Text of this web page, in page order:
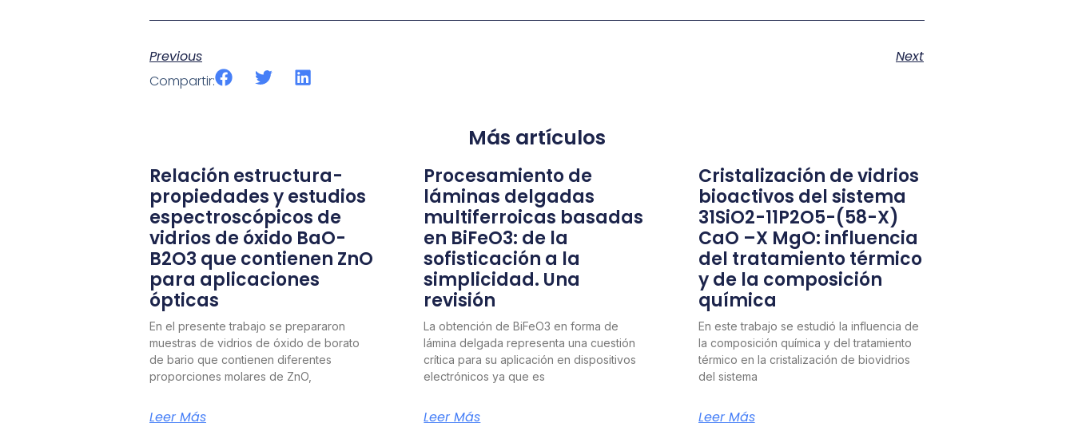
Previous
Next
Compartir:
Más artículos
Relación estructura-
propiedades y estudios
espectroscópicos de
vidrios de óxido BaO-
B2O3 que contienen ZnO
para aplicaciones
ópticas
En el presente trabajo se prepararon
muestras de vidrios de óxido de borato
de bario que contienen diferentes
proporciones molares de ZnO,
Leer Más
Procesamiento de
láminas delgadas
multiferroicas basadas
en BiFeO3: de la
sofisticación a la
simplicidad. Una
revisión
La obtención de BiFeO3 en forma de
lámina delgada representa una cuestión
crítica para su aplicación en dispositivos
electrónicos ya que es
Leer Más
Cristalización de vidrios
bioactivos del sistema
31SiO2-11P2O5-(58-X)
CaO –X MgO: influencia
del tratamiento térmico
y de la composición
química
En este trabajo se estudió la influencia de
la composición química y del tratamiento
térmico en la cristalización de biovidrios
del sistema
Leer Más